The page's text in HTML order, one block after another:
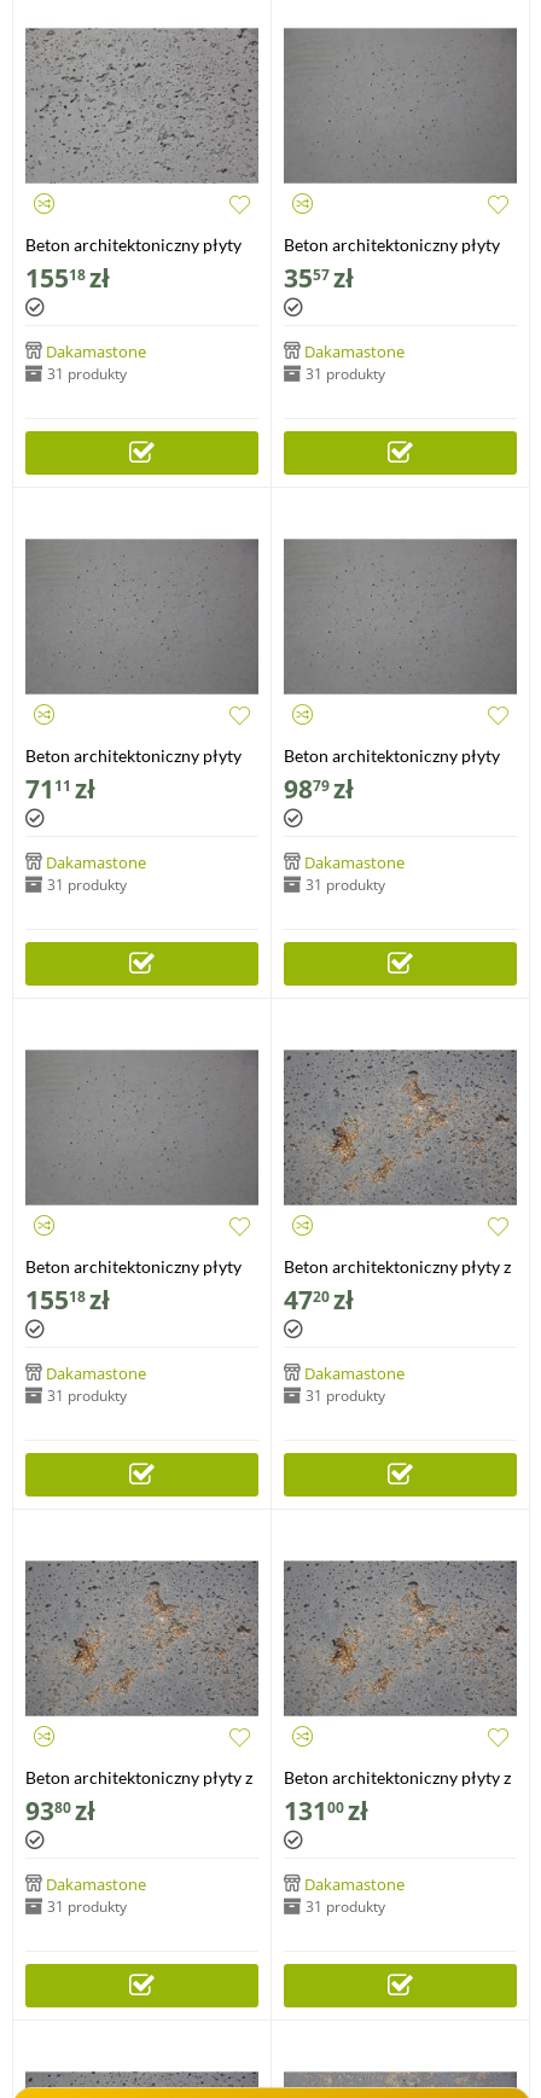
Beton architektoniczny płyty
standard porowate
120x60x1cm
15518zł
Dakamastone
31 produkty
Beton architektoniczny płyty
standard średnioporowate
30x60x1cm
3557zł
Dakamastone
31 produkty
Beton architektoniczny płyty
standard średnioporowate
60x60x1cm
71 11 zł
Dakamastone
31 produkty
Beton architektoniczny płyty
standard średnioporowate
100x50x1cm
9879zł
Dakamastone
31 produkty
Beton architektoniczny płyty
standard średnioporowate
120x60x1cm
15518zł
Dakamastone
31 produkty
Beton architektoniczny płyty z
kruszywem porowate
30x60x1cm
4720zł
Dakamastone
31 produkty
Beton architektoniczny płyty z
kruszywem porowate
60x60x1cm
9380zł
Dakamastone
31 produkty
Beton architektoniczny płyty z
kruszywem porowate
100x50x1cm
13100zł
Dakamastone
31 produkty